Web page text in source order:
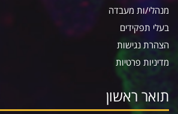
מנהלי/ות מעבדה
בעלי תפקידים
הצהרת נגישות
מדיניות פרטיות
תואר ראשון